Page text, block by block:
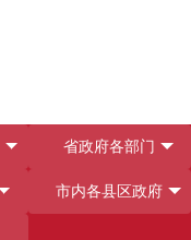
省政府各部门
市内各县区政府